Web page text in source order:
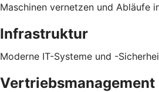
Maschinen vernetzen und Abläufe
Infrastruktur
Moderne IT-Systeme und -
Vertriebsmanagement